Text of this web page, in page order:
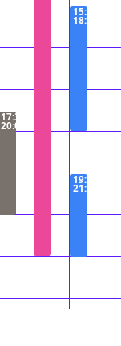
17:30 −
20:00
15:00 −
18:00
19:00 −
21:00